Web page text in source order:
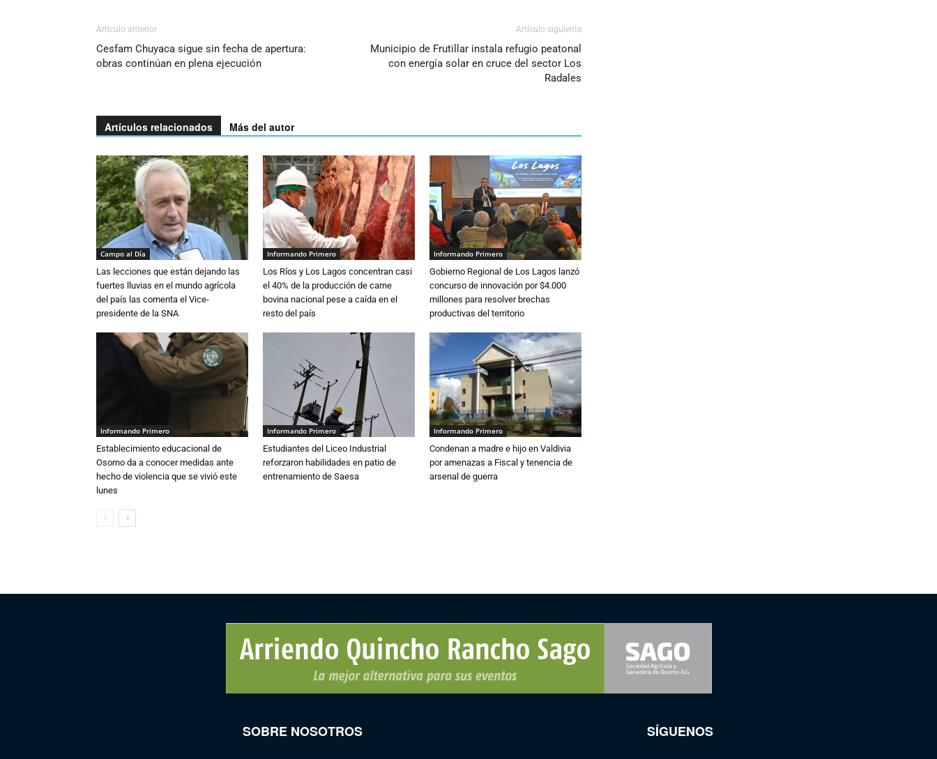
Artículo anterior
Cesfam Chuyaca sigue sin fecha de apertura:
obras continúan en plena ejecución
Artículo siguiente
Municipio de Frutillar instala refugio peatonal
con energía solar en cruce del sector Los
Radales
Artículos relacionados Más del autor
Campo al Día
Las lecciones que están dejando las
fuertes lluvias en el mundo agrícola
del país las comenta el Vice-
presidente de la SNA
Informando Primero
Los Ríos y Los Lagos concentran casi
el 40% de la producción de carne
bovina nacional pese a caída en el
resto del país
Informando Primero
Gobierno Regional de Los Lagos lanzó
concurso de innovación por $4.000
millones para resolver brechas
productivas del territorio
Informando Primero
Establecimiento educacional de
Osorno da a conocer medidas ante
hecho de violencia que se vivió este
lunes
Informando Primero
Estudiantes del Liceo Industrial
reforzaron habilidades en patio de
entrenamiento de Saesa
Informando Primero
Condenan a madre e hijo en Valdivia
por amenazas a Fiscal y tenencia de
arsenal de guerra
SOBRE NOSOTROS SÍGUENOS